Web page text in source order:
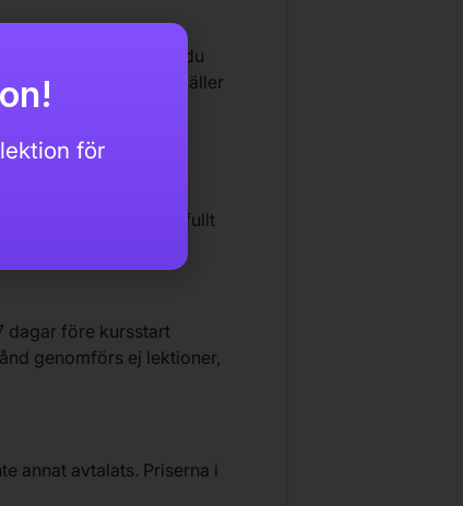
14 dagar efter det att du
en utbildningstjänst gäller
rätt till en
rätt att debitera fullt
dagar före kursstart
genomförs ej lektioner,
annat avtalats. Priserna i
för